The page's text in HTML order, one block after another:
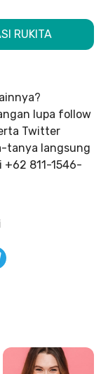
RUKITA
lupa follow
Twitter
tanya langsung
+62 811-1546-